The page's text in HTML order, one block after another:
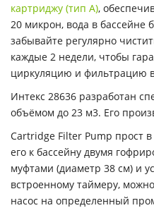
картриджу (тип A),
20 микрон, вода в бассейне
забывайте регулярно
каждые 2 недели, чтобы
циркуляцию и фильтрацию
Интекс 28636 разработан
объёмом до 23 м3. Его
Cartridge Filter Pump прост
его к бассейну двумя
муфтами (диаметр 38 см) и
встроенному таймеру,
насос на определенный